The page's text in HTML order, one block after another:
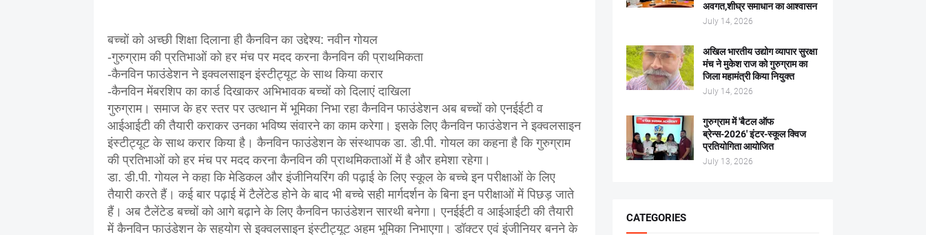
बच्चों को अच्छी शिक्षा दिलाना ही कैनविन का उद्देश्य: नवीन गोयल
-गुरुग्राम की प्रतिभाओं को हर मंच पर मदद करना कैनविन की प्राथमिकता
-कैनविन फाउंडेशन ने इक्वलसाइन इंस्टीट्यूट के साथ किया करार
-कैनविन मेंबरशिप का कार्ड दिखाकर अभिभावक बच्चों को दिलाएं दाखिला
गुरुग्राम। समाज के हर स्तर पर उत्थान में भूमिका निभा रहा कैनविन फाउंडेशन अब बच्चों को एनईईटी व
आईआईटी की तैयारी कराकर उनका भविष्य संवारने का काम करेगा। इसके लिए कैनविन फाउंडेशन ने इक्वलसाइन
इंस्टीट्यूट के साथ करार किया है। कैनविन फाउंडेशन के संस्थापक डा. डी.पी. गोयल का कहना है कि गुरुग्राम
की प्रतिभाओं को हर मंच पर मदद करना कैनविन की प्राथमिकताओं में है और हमेशा रहेगा।
डा. डी.पी. गोयल ने कहा कि मेडिकल और इंजीनियरिंग की पढ़ाई के लिए स्कूल के बच्चे इन परीक्षाओं के लिए
तैयारी करते हैं। कई बार पढ़ाई में टैलेंटेड होने के बाद भी बच्चे सही मार्गदर्शन के बिना इन परीक्षाओं में पिछड़ जाते
हैं। अब टैलेंटेड बच्चों को आगे बढ़ाने के लिए कैनविन फाउंडेशन सारथी बनेगा। एनईईटी व आईआईटी की तैयारी
में कैनविन फाउंडेशन के सहयोग से इक्वलसाइन इंस्टीट्यूट अहम भूमिका निभाएगा। डॉक्टर एवं इंजीनियर बनने के
अवगत,शीघ्र समाधान का आश्वासन
July 14, 2026
अखिल भारतीय उद्योग व्यापार सुरक्षा
मंच ने मुकेश राज को गुरुग्राम का
जिला महामंत्री किया नियुक्त
July 14, 2026
गुरुग्राम में 'बैटल ऑफ
ब्रेन्स-2026' इंटर-स्कूल क्विज
प्रतियोगिता आयोजित
July 13, 2026
CATEGORIES